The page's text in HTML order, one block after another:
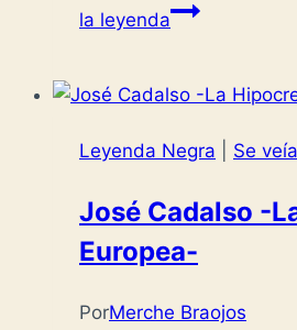
la leyenda
Leyenda Negra Se
José Cadalso -
Europea-
PorMerche Braojos